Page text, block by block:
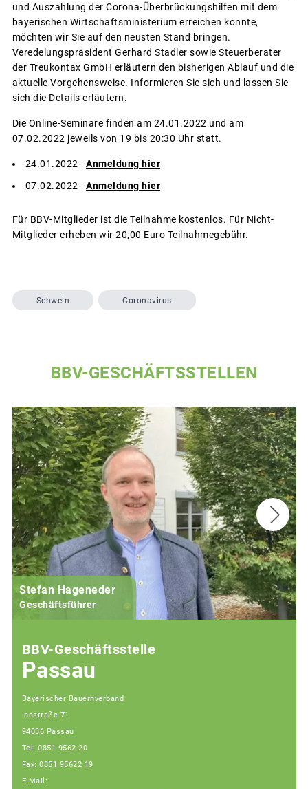
und Auszahlung der Corona-Überbrückungshilfen mit dem
bayerischen Wirtschaftsministerium erreichen konnte,
möchten wir Sie auf den neusten Stand bringen.
Veredelungspräsident Gerhard Stadler sowie Steuerberater
der Treukontax GmbH erläutern den bisherigen Ablauf und die
aktuelle Vorgehensweise. Informieren Sie sich und lassen Sie
sich die Details erläutern.
Die Online-Seminare finden am 24.01.2022 und am
07.02.2022 jeweils von 19 bis 20:30 Uhr statt.
24.01.2022 - Anmeldung hier
07.02.2022 - Anmeldung hier
Für BBV-Mitglieder ist die Teilnahme kostenlos. Für Nicht-
Mitglieder erheben wir 20,00 Euro Teilnahmegebühr.
Schwein Coronavirus
BBV-GESCHÄFTSSTELLEN
Stefan Hageneder
Geschäftsführer
BBV-Geschäftsstelle
Passau
Bayerischer Bauernverband
Innstraße 71
94036 Passau
Tel: 0851 9562-20
Fax: 0851 95622 19
E-Mail: